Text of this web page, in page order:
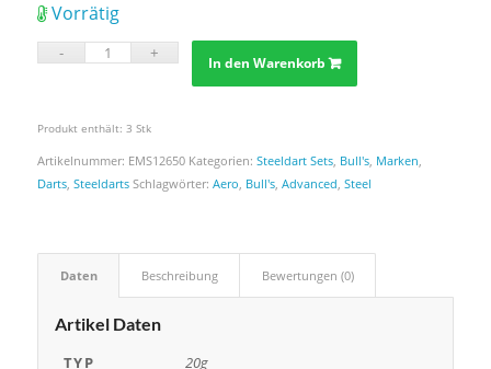
Vorrätig
In den Warenkorb
Produkt enthält: 3 Stk
Artikelnummer: EMS12650 Kategorien: Steeldart Sets, Bull's, Marken
Darts, Steeldarts Schlagwörter: Aero Bull's, Advanced Steel
Daten Beschreibung Bewertungen (0)
Artikel Daten
TYP
20g